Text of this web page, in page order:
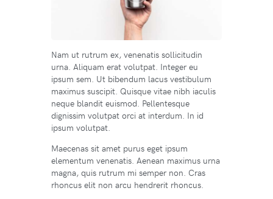
Nam ut rutrum ex, venenatis sollicitudin
urna. Aliquam erat volutpat. Integer eu
ipsum sem. Ut bibendum lacus vestibulum
maximus suscipit. Quisque vitae nibh iaculis
neque blandit euismod. Pellentesque
dignissim volutpat orci at interdum. In id
ipsum volutpat.
Maecenas sit amet purus eget ipsum
elementum venenatis. Aenean maximus urna
magna, quis rutrum mi semper non. Cras
rhoncus elit non arcu hendrerit rhoncus.